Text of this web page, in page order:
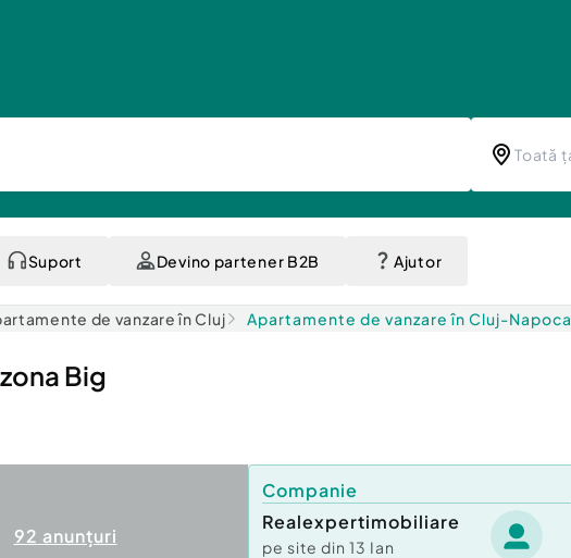
Suport Devino partener B2B Ajutor
de vanzare în Cluj Apartamente de vanzare în Cluj-Napoca
Big
92 anunțuri
Companie
Realexpertimobiliare
pe site din 13 Ian